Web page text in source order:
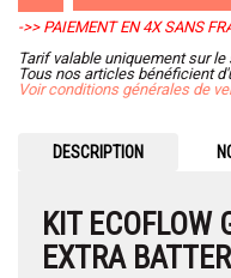
->> PAIEMENT EN 4X SANS
Tarif valable uniquement sur
Tous nos articles bénéficient
Voir conditions générales de
DESCRIPTION
KIT ECOFLOW
EXTRA